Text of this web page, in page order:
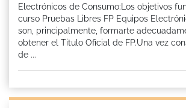
Electrónicos de Consumo:Los objetivos
curso Pruebas Libres FP Equipos
son, principalmente, formarte
obtener el Titulo Oficial de FP.Una vez
de ...